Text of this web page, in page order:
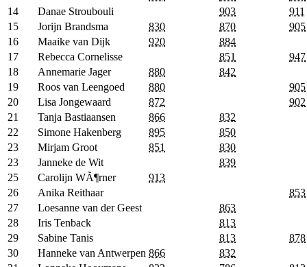
14
Danae Stroubouli 903
911
15
Jorijn Brandsma 830 870
905
16
Maaike van Dijk 920
884
17
Rebecca Cornelisse 851
947
18
Annemarie Jager 880
842
19
Roos van Leengoed 880
905
20
Lisa Jongewaard 872
902
21
Tanja Bastiaansen 866
832
22
Simone Hakenberg 895
850
23
Mirjam Groot 851
830
23
Janneke de Wit
839
25
Carolijn WÃ¶rner
913
26
Anika Reithaar
853
27
Loesanne van der Geest
863
28
Iris Tenback
813
29
Sabine Tanis 813
878
30
Hanneke van Antwerpen 866
832